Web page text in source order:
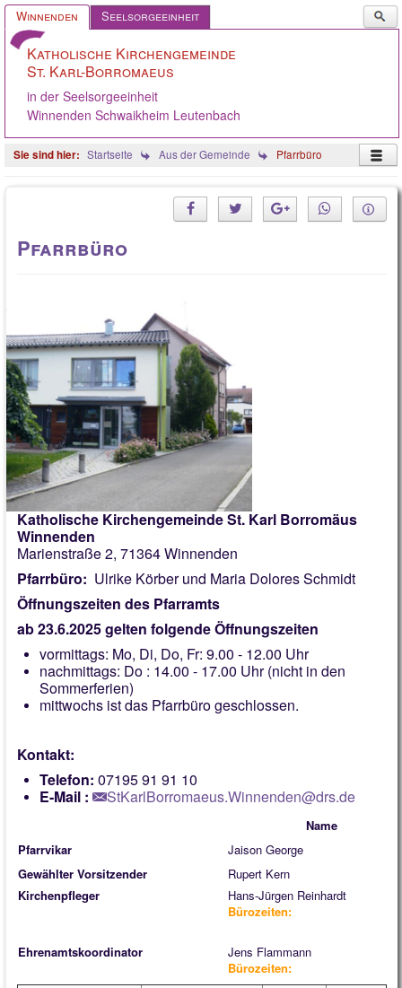
Winnenden Seelsorgeeinheit
...
Katholische Kirchengemeinde
St. Karl-Borromaeus
in der Seelsorgeeinheit
Winnenden Schwaikheim Leutenbach
Startseite Aus der Gemeinde Pfarrbüro
KGR/Ausschüsse
Oppelsbohm / Breuningsw.
Stellenangebote
Gelebter Glaube
Indien Freundeskreis
Faire Gemeinde
Kirchenführer
Chronik 2026
Pfarrbüro
Katholische Kirchengemeinde St. Karl Borromäus
Winnenden
Marienstraße 2, 71364 Winnenden
Pfarrbüro: Ulrike Körber und Maria Dolores Schmidt
Öffnungszeiten des Pfarramts
ab 23.6.2025 gelten folgende Öffnungszeiten
vormittags: Mo, Di, Do, Fr: 9.00 - 12.00 Uhr
nachmittags: Do : 14.00 - 17.00 Uhr (nicht in den
Sommerferien)
mittwochs ist das Pfarrbüro geschlossen.
Kontakt:
Telefon: 07195 91 91 10
E-Mail :
StKarlBorromaeus.Winnenden@drs.de
Name
Pfarrvikar
Jaison George
Gewählter Vorsitzender
Rupert Kern
Kirchenpfleger
Hans-Jürgen Reinhardt
Bürozeiten:
Ehrenamtskoordinator
Jens Flammann
Bürozeiten: